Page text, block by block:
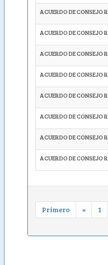
ACUERDO DE CONSEJO
ACUERDO DE CONSEJO
ACUERDO DE CONSEJO
ACUERDO DE CONSEJO
ACUERDO DE CONSEJO
ACUERDO DE CONSEJO
ACUERDO DE CONSEJO
ACUERDO DE CONSEJO
Primero « 1